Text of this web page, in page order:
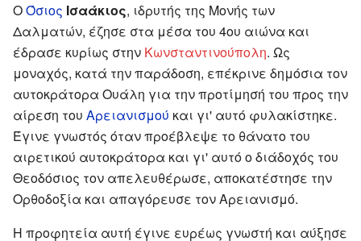
ΟΌσιος Ισαάκιος, ιδρυτής της Μονής των
Δαλματών, έζησε στα μέσα του 4ου αιώνα και
έδρασε κυρίως στην Κωνσταντινούπολη. Ως
μοναχός, κατά την παράδοση, επέκρινε δημόσια τον
αυτοκράτορα Ουάλη για την προτίμησή του προς την
αίρεση του Αρειανισμού και γι' αυτό φυλακίστηκε.
Έγινε γνωστός όταν προέβλεψε το θάνατο του
αιρετικού αυτοκράτορα και γι' αυτό ο διάδοχός του
Θεοδόσιος τον απελευθέρωσε, αποκατέστησε την
Ορθοδοξία και απαγόρευσε τον Αρειανισμό.
Η προφητεία αυτή έγινε ευρέως γνωστή και αύξησε